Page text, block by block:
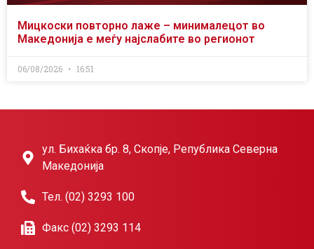
Мицкоски повторно лаже – минималецот во
Македонија е меѓу најслабите во регионот
06/08/2026 16:51
ул. Бихаќка бр. 8, Скопје, Република Северна
Македонија
Тел. (02) 3293 100
Факс (02) 3293 114